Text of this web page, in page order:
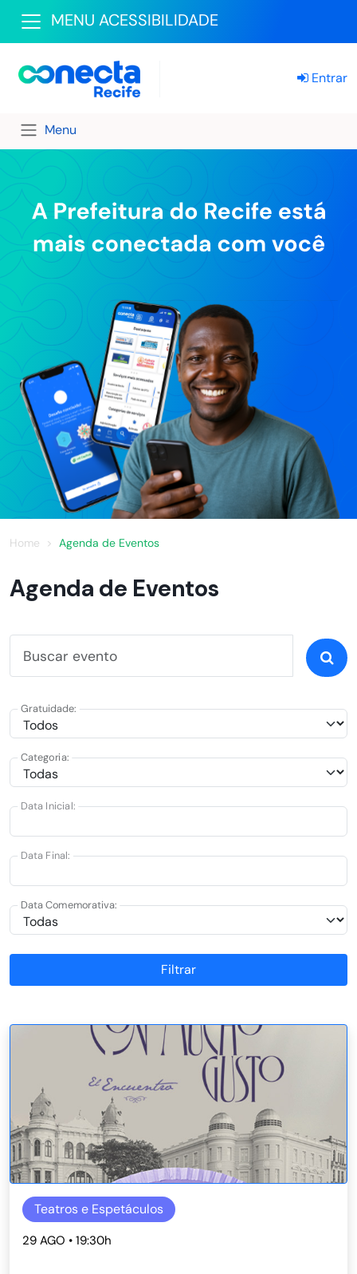
MENU ACESSIBILIDADE
Entrar
Menu
Home Agenda de Eventos
Agenda de Eventos
Gratuidade:
Categoria:
Data Inicial:
Data Final:
Data Comemorativa:
Filtrar
Teatros e Espetáculos
29 AGO • 19:30h